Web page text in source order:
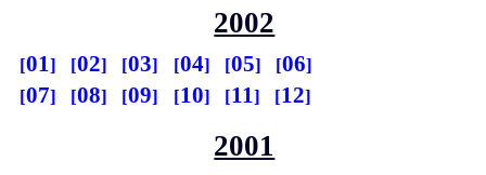
2002
01 02 03 04 05
06
07
08 09 10 11 12
2001